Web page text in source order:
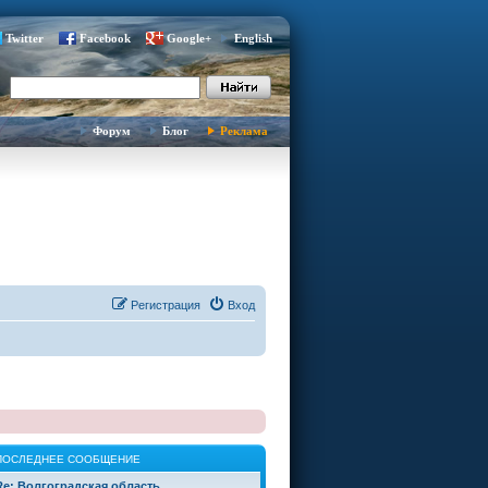
Twitter Facebook Google+ English
Форум Блог Реклама
Вход
Регистрация
СООБЩЕНИЕ